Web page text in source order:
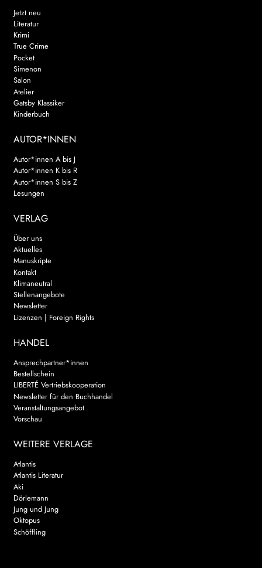
Jetzt neu
Literatur
Krimi
True Crime
Pocket
Simenon
Salon
Atelier
Gatsby Klassiker
Kinderbuch
AUTOR*INNEN
Autor*innen A bis J
Autor*innen K bis R
Autor*innen S bis Z
Lesungen
VERLAG
Über uns
Aktuelles
Manuskripte
Kontakt
Klimaneutral
Stellenangebote
Newsletter
Lizenzen | Foreign Rights
HANDEL
Ansprechpartner*innen
Bestellschein
LIBERTÉ Vertriebskooperation
Newsletter für den Buchhandel
Veranstaltungsangebot
Vorschau
WEITERE VERLAGE
Atlantis
Atlantis Literatur
Aki
Dörlemann
Jung und Jung
Oktopus
Schöffling